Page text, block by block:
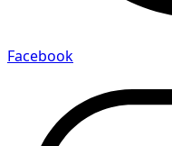
Facebook